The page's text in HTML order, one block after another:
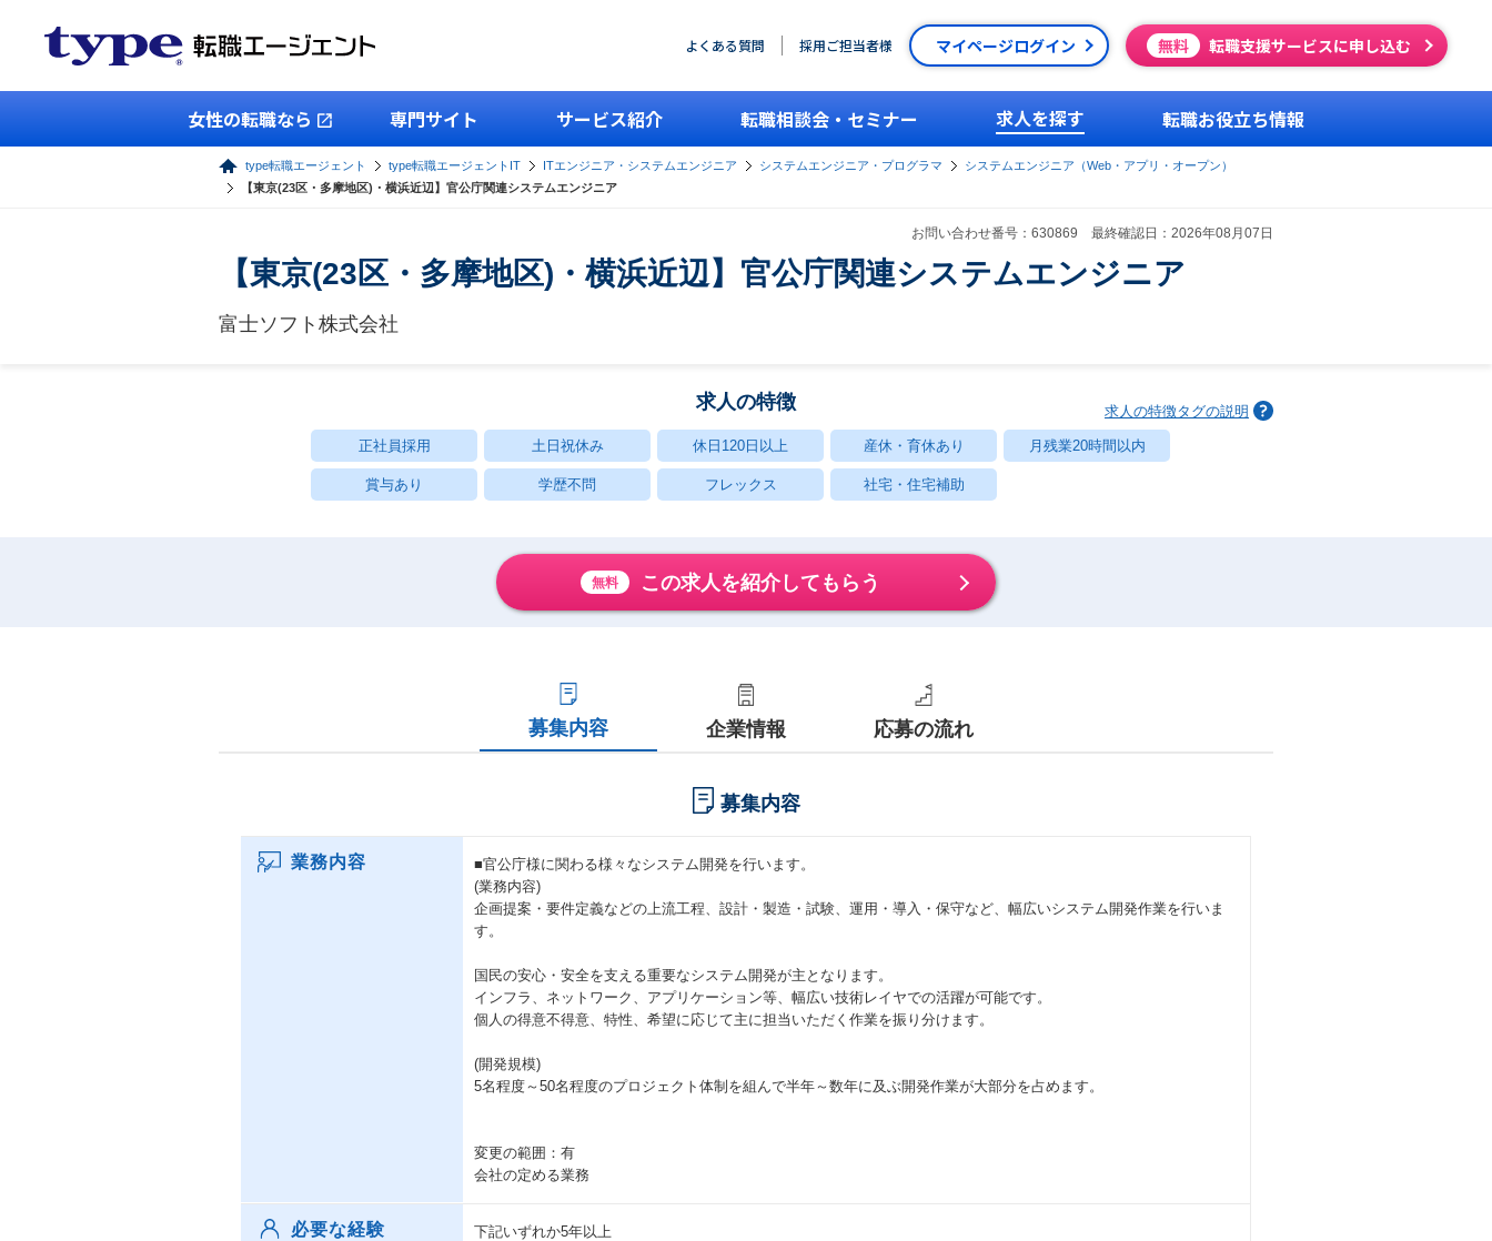
よくある質問 採用ご担当者様 マイページログイン 無料 転職支援サービスに申し込む
女性の転職なら 専門サイト サービス紹介 転職相談会・セミナー 求人を探す 転職お役立ち情報
type転職エージェント type転職エージェントIT ITエンジニア・システムエンジニア システムエンジニア・プログラマ
システムエンジニア（Web・アプリ・オープン）
【東京(23区・多摩地区)・横浜近辺】官公庁関連システムエンジニア
お問い合わせ番号：630869 最終確認日：2026年08月07日
【東京(23区・多摩地区)・横浜近辺】官公庁関連システムエンジニア
富士ソフト株式会社
求人の特徴 求人の特徴タグの説明
正社員採用 土日祝休み 休日120日以上 産休・育休あり 月残業20時間以内
賞与あり 学歴不問 フレックス 社宅・住宅補助
無料 この求人を紹介してもらう
募集内容 企業情報 応募の流れ
募集内容
業務内容
■官公庁様に関わる様々なシステム開発を行います。
(業務内容)
企画提案・要件定義などの上流工程、設計・製造・試験、運用・導入・保守など、幅広いシステム開発作業を行いま
す。
国民の安心・安全を支える重要なシステム開発が主となります。
インフラ、ネットワーク、アプリケーション等、幅広い技術レイヤでの活躍が可能です。
個人の得意不得意、特性、希望に応じて主に担当いただく作業を振り分けます。
(開発規模)
5名程度～50名程度のプロジェクト体制を組んで半年～数年に及ぶ開発作業が大部分を占めます。
変更の範囲：有
会社の定める業務
必要な経験
下記いずれか5年以上